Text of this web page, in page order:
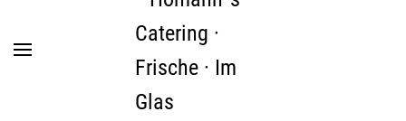
Zum Hauptinhalt springen